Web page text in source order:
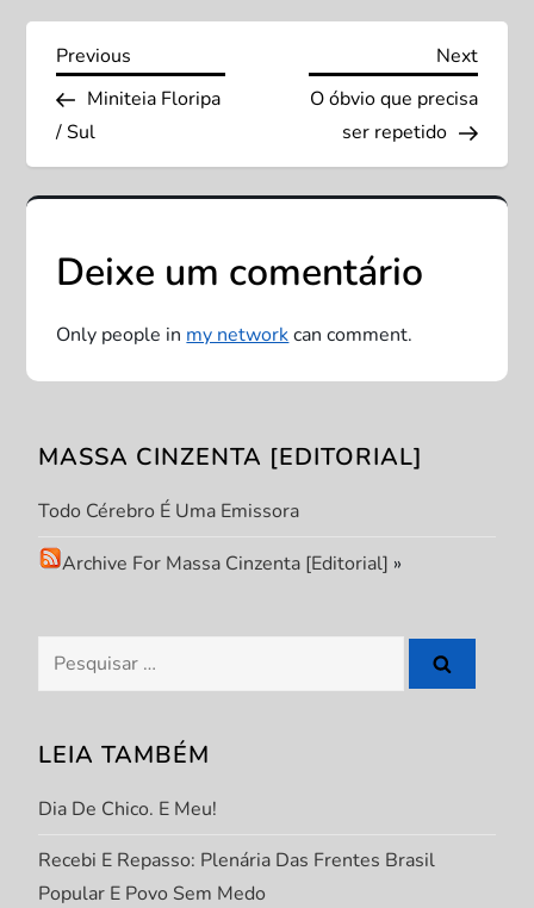
N
a
v
g
a
ã
o
d
e
P
o
s
t
Previous
Post
Previous
Miniteia Floripa
/ Sul
Next
Next
O óbvio que precisa
ser repetido
Deixe um comentário
Only people in my networkcan comment.
MASSA CINZENTA [EDITORIAL]
Todo Cérebro É Uma Emissora
Archive For Massa Cinzenta [Editorial] »
Pesquisar
por:
LEIA TAMBÉM
Dia De Chico. E Meu!
Recebi E Repasso: Plenária Das Frentes Brasil
Popular E Povo Sem Medo